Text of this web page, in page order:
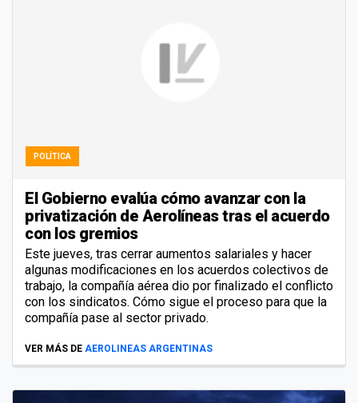
POLÍTICA
El Gobierno evalúa cómo avanzar con la
privatización de Aerolíneas tras el acuerdo
con los gremios
Este jueves, tras cerrar aumentos salariales y hacer
algunas modificaciones en los acuerdos colectivos de
trabajo, la compañía aérea dio por finalizado el conflicto
con los sindicatos. Cómo sigue el proceso para que la
compañía pase al sector privado.
VER MÁS DE AEROLINEAS ARGENTINAS